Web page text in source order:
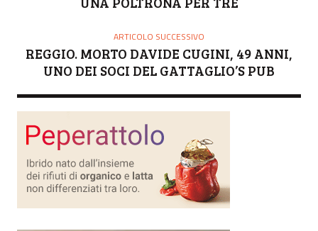
ARTICOLO SUCCESSIVO
REGGIO. MORTO DAVIDE CUGINI, 49 ANNI,
UNO DEI SOCI DEL GATTAGLIO’S PUB